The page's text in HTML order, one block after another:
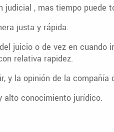
, mas tiempo puede
justa y rápida.
juicio o de vez en cuando
relativa rapidez.
y la opinión de la compañía
alto conocimiento jurídico.